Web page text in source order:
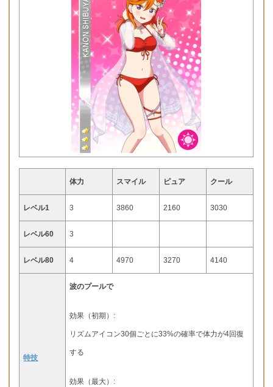
体力 スマイル ピュア クール
レベル1 3 3860 2160 3030
レベル60 3
レベル80 4 4970 3270 4140
特技
波のプールで
効果（初期）:
リズムアイコン30個ごとに33%の確率で体力が4回復
する
効果（最大）: